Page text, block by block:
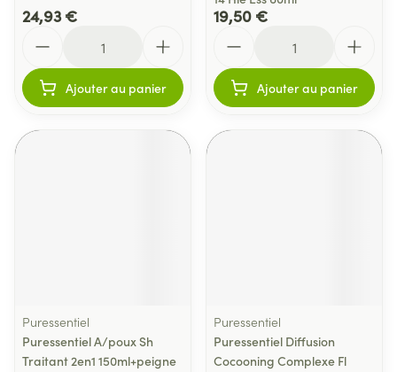
24,93 €
Ajouter au panier
19,50 €
Ajouter au panier
Puressentiel
Puressentiel A/poux Sh
Traitant 2en1 150ml+peigne
Puressentiel
Puressentiel Diffusion
Cocooning Complexe Fl